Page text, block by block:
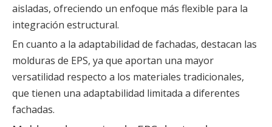
aisladas, ofreciendo un enfoque más flexible para la
integración estructural.
En cuanto a la adaptabilidad de fachadas, destacan las
molduras de EPS, ya que aportan una mayor
versatilidad respecto a los materiales tradicionales,
que tienen una adaptabilidad limitada a diferentes
fachadas.